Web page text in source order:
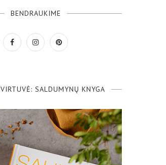
BENDRAUKIME
SALDUMYNŲ KNYGA